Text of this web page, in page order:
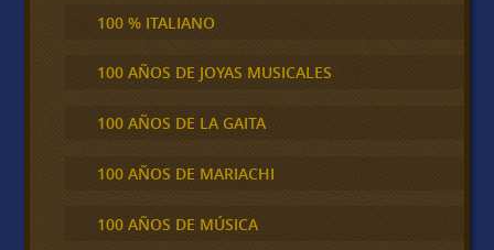
100 % ITALIANO
100 AÑOS DE JOYAS MUSICALES
100 AÑOS DE LA GAITA
100 AÑOS DE MARIACHI
100 AÑOS DE MÚSICA